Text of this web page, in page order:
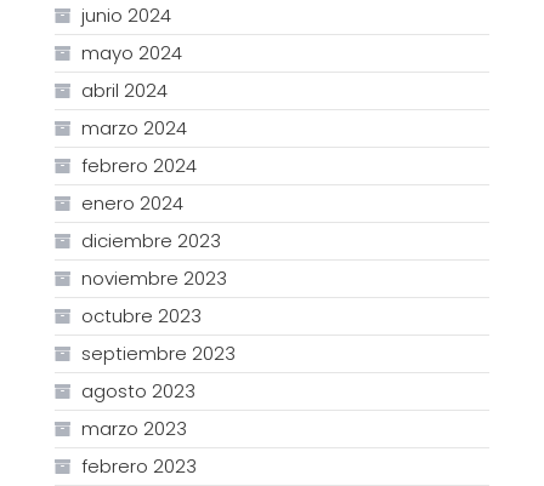
junio 2024
mayo 2024
abril 2024
marzo 2024
febrero 2024
enero 2024
diciembre 2023
noviembre 2023
octubre 2023
septiembre 2023
agosto 2023
marzo 2023
febrero 2023